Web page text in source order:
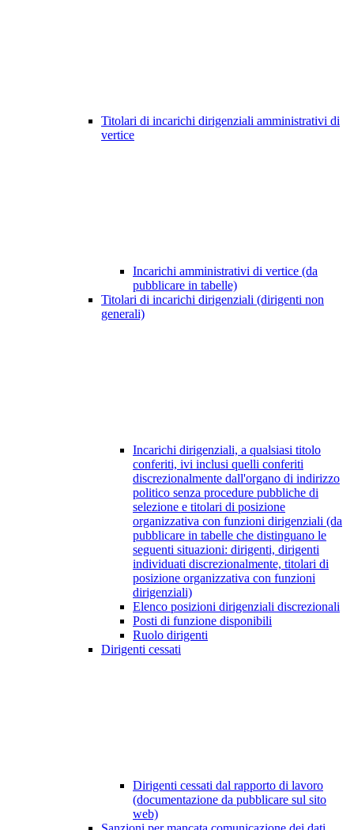
Titolari di incarichi dirigenziali amministrativi di
vertice
Incarichi amministrativi di vertice (da
pubblicare in tabelle)
Titolari di incarichi dirigenziali (dirigenti non
generali)
Incarichi dirigenziali, a qualsiasi titolo
conferiti, ivi inclusi quelli conferiti
discrezionalmente dall'organo di indirizzo
politico senza procedure pubbliche di
selezione e titolari di posizione
organizzativa con funzioni dirigenziali (da
pubblicare in tabelle che distinguano le
seguenti situazioni: dirigenti, dirigenti
individuati discrezionalmente, titolari di
posizione organizzativa con funzioni
dirigenziali)
Elenco posizioni dirigenziali discrezionali
Posti di funzione disponibili
Ruolo dirigenti
Dirigenti cessati
Dirigenti cessati dal rapporto di lavoro
(documentazione da pubblicare sul sito
web)